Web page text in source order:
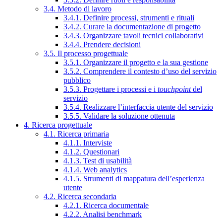
3.4. Metodo di lavoro
3.4.1. Definire processi, strumenti e rituali
3.4.2. Curare la documentazione di progetto
3.4.3. Organizzare tavoli tecnici collaborativi
3.4.4. Prendere decisioni
3.5. Il processo progettuale
3.5.1. Organizzare il progetto e la sua gestione
3.5.2. Comprendere il contesto d’uso del servizio
pubblico
3.5.3. Progettare i processi e i touchpointdel
servizio
3.5.4. Realizzare l’interfaccia utente del servizio
3.5.5. Validare la soluzione ottenuta
4. Ricerca progettuale
4.1. Ricerca primaria
4.1.1. Interviste
4.1.2. Questionari
4.1.3. Test di usabilità
4.1.4. Web analytics
4.1.5. Strumenti di mappatura dell’esperienza
utente
4.2. Ricerca secondaria
4.2.1. Ricerca documentale
4.2.2. Analisi benchmark